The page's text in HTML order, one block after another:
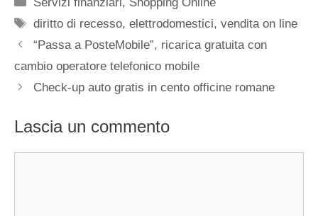
Tag
diritto di recesso,elettrodomestici,vendita on line
“Passa a PosteMobile”, ricarica gratuita con
cambio operatore telefonico mobile
Check-up auto gratis in cento officine romane
Lascia un commento